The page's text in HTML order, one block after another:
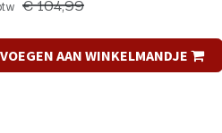
AAN WINKELMANDJE